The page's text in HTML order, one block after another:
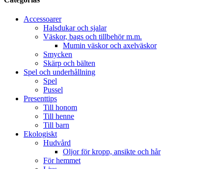
Accessoarer
Halsdukar och sjalar
Väskor, bags och tillbehör m.m.
Mumin väskor och axelväskor
Smycken
Skärp och bälten
Spel och underhållning
Spel
Pussel
Presenttips
Till honom
Till henne
Till barn
Ekologiskt
Hudvård
Oljor för kropp, ansikte och hår
För hemmet